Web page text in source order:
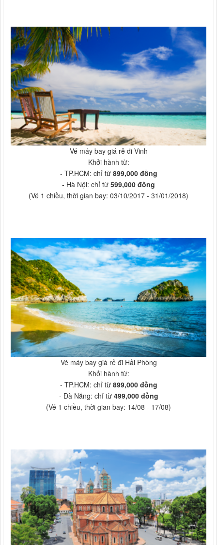
Vé máy bay giá rẻ đi Vinh
Khởi hành từ:
- TP.HCM: chỉ từ 899,000 đồng
- Hà Nội: chỉ từ 599,000 đồng
(Vé 1 chiều, thời gian bay: 03/10/2017 - 31/01/2018)
Vé máy bay giá rẻ đi Hải Phòng
Khởi hành từ:
- TP.HCM: chỉ từ 899,000 đồng
- Đà Nẵng: chỉ từ 499,000 đồng
(Vé 1 chiều, thời gian bay: 14/08 - 17/08)